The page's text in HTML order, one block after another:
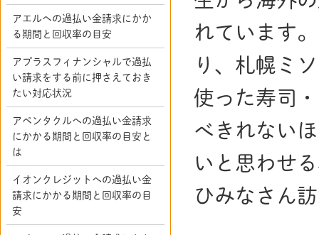
れています
り、札幌ミ
使った寿司
べきれない
いと思わせ
ひみなさん
アエルへの過払い金請求にかか
る期間と回収率の目安
アプラスフィナンシャルで過払
い請求をする前に押さえておき
たい対応状況
アペンタクルへの過払い金請求
にかかる期間と回収率の目安と
は
イオンクレジットへの過払い金
請求にかかる期間と回収率の目
安